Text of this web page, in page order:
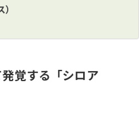
覚する「シロア